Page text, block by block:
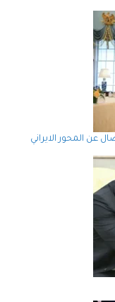
عن المحور الايراني